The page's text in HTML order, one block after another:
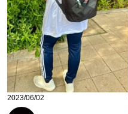
2023/06/02